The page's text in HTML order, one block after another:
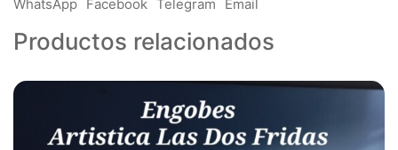
cantidad
WhatsApp Facebook Telegram Email
Productos relacionados